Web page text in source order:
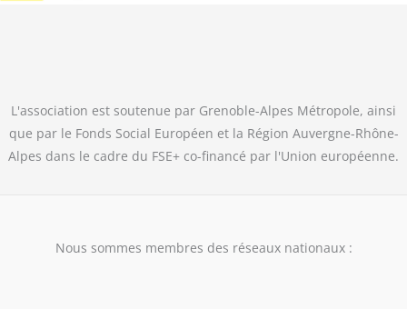
L'association est soutenue par Grenoble-Alpes Métropole, ainsi
que par le Fonds Social Européen et la Région Auvergne-Rhône-
Alpes dans le cadre du FSE+ co-financé par l'Union européenne.
Nous sommes membres des réseaux nationaux :